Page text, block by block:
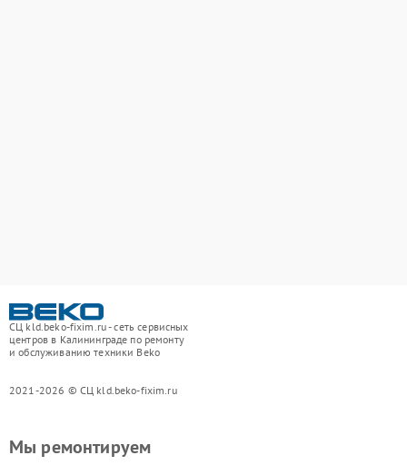
СЦ kld.beko-fixim.ru - сеть сервисных
центров в Калининграде по ремонту
и обслуживанию техники Beko
2021-2026 © СЦ kld.beko-fixim.ru
Мы ремонтируем